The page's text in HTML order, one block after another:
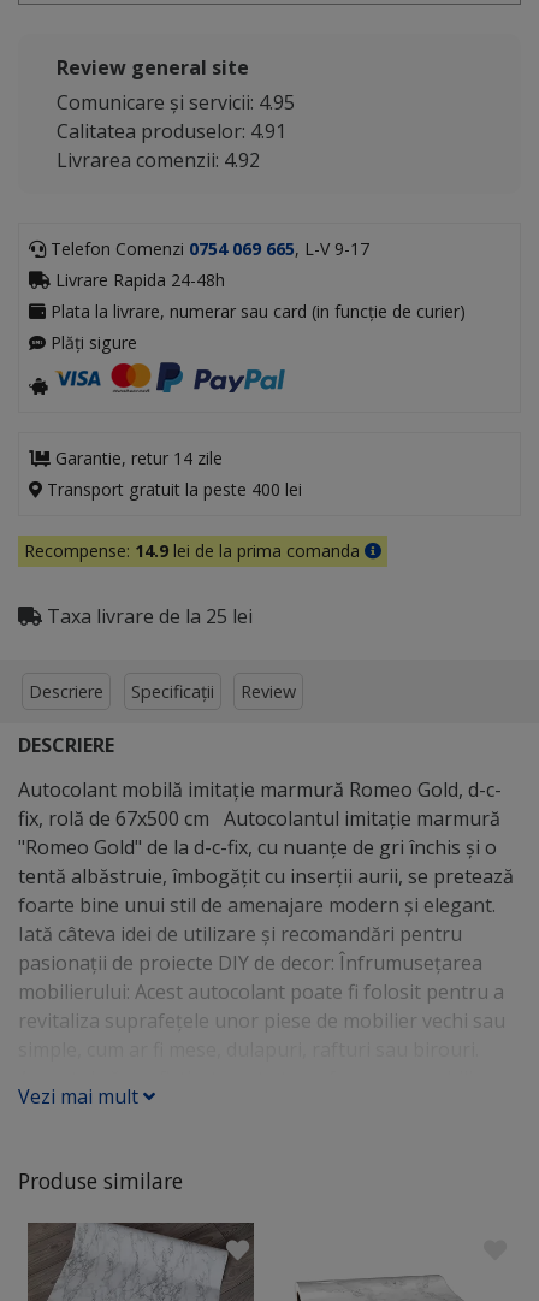
Review general site
Comunicare și servicii: 4.95
Calitatea produselor: 4.91
Livrarea comenzii: 4.92
Telefon Comenzi 0754 069 665, L-V 9-17
Livrare Rapida 24-48h
Plata la livrare, numerar sau card (in funcție de curier)
Plăți sigure
Garantie, retur 14 zile
Transport gratuit la peste 400 lei
Recompense: 14.9 lei de la prima comanda
Taxa livrare de la 25 lei
Descriere Specificații Review
DESCRIERE
Autocolant mobilă imitaţie marmură Romeo Gold, d-c-
fix, rolă de 67x500 cm Autocolantul imitație marmură
"Romeo Gold" de la d-c-fix, cu nuanțe de gri închis și o
tentă albăstruie, îmbogățit cu inserții aurii, se pretează
foarte bine unui stil de amenajare modern și elegant.
Iată câteva idei de utilizare și recomandări pentru
pasionații de proiecte DIY de decor: Înfrumusețarea
mobilierului: Acest autocolant poate fi folosit pentru a
revitaliza suprafețele unor piese de mobilier vechi sau
obișnuit într-unul cu un aspect luxos. Amenajarea
oferi un aspect modern și curat, imitând marmura reală
fără costurile aferente. Accente decorative: Poate fi
utilizat pentru a crea accente pe diverse obiecte, cum ar
fi tăvi, rame de oglinzi, cutii şi panouri adăugând un
Vezi mai mult
Produse similare